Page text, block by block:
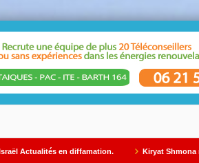
en diffamation. Kiryat Shmona rend hommage